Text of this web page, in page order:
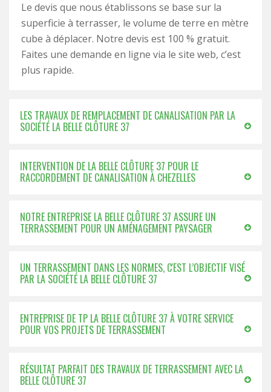
Le devis que nous établissons se base sur la
superficie à terrasser, le volume de terre en mètre
cube à déplacer. Notre devis est 100 % gratuit.
Faites une demande en ligne via le site web, c’est
plus rapide.
LES TRAVAUX DE REMPLACEMENT DE CANALISATION PAR LA
SOCIÉTÉ LA BELLE CLÔTURE 37
INTERVENTION DE LA BELLE CLÔTURE 37 POUR LE
RACCORDEMENT DE CANALISATION À CHEZELLES
NOTRE ENTREPRISE LA BELLE CLÔTURE 37 ASSURE UN
TERRASSEMENT POUR UN AMÉNAGEMENT PAYSAGER
UN TERRASSEMENT DANS LES NORMES, C'EST L’OBJECTIF VISÉ
PAR LA SOCIÉTÉ LA BELLE CLÔTURE 37
ENTREPRISE DE TP LA BELLE CLÔTURE 37 À VOTRE SERVICE
POUR VOS PROJETS DE TERRASSEMENT
RÉSULTAT PARFAIT DES TRAVAUX DE TERRASSEMENT AVEC LA
BELLE CLÔTURE 37